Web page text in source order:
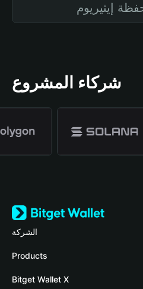
شركاء المشروع
الشركة
المدونة
Products
Crypto Card
Bitget Wallet X